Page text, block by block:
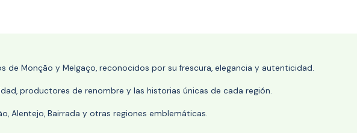
de Monção y Melgaço, reconocidos por su frescura, elegancia y autenticidad.
productores de renombre y las historias únicas de cada región.
Alentejo, Bairrada y otras regiones emblemáticas.